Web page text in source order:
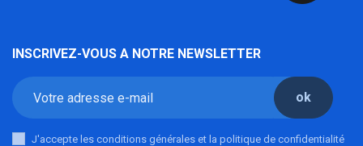
INSCRIVEZ-VOUS A NOTRE NEWSLETTER
ok
J'accepte les conditions générales et la politique de confidentialité